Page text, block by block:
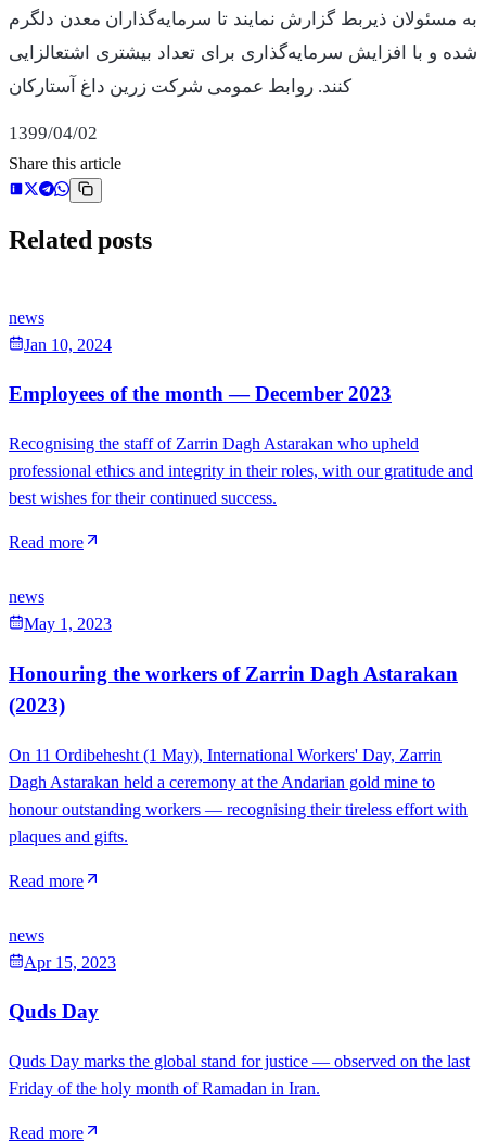
به مسئولان ذیربط گزارش نمایند تا سرمایه‌گذاران معدن دلگرم
شده و با افزایش سرمایه‌گذاری برای تعداد بیشتری اشتعالزایی
کنند. روابط عمومی شرکت زرین داغ آستارکان
1399/04/02
Share this article
Related posts
news
Jan 10, 2024
Employees of the month — December 2023
Recognising the staff of Zarrin Dagh Astarakan who upheld
professional ethics and integrity in their roles, with our gratitude and
best wishes for their continued success.
Read more
news
May 1, 2023
Honouring the workers of Zarrin Dagh Astarakan
(2023)
On 11 Ordibehesht (1 May), International Workers' Day, Zarrin
Dagh Astarakan held a ceremony at the Andarian gold mine to
honour outstanding workers — recognising their tireless effort with
plaques and gifts.
Read more
news
Apr 15, 2023
Quds Day
Quds Day marks the global stand for justice — observed on the last
Friday of the holy month of Ramadan in Iran.
Read more